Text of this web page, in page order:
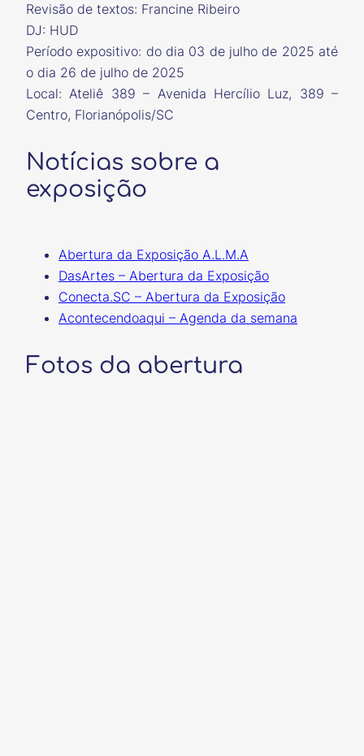
Revisão de textos: Francine Ribeiro
DJ: HUD
Período expositivo: do dia 03 de julho de 2025 até
o dia 26 de julho de 2025
Local: Ateliê 389 – Avenida Hercílio Luz, 389 –
Centro, Florianópolis/SC
Notícias sobre a
exposição
Abertura da Exposição A.L.M.A
DasArtes – Abertura da Exposição
Conecta.SC – Abertura da Exposição
Acontecendoaqui – Agenda da semana
Fotos da abertura